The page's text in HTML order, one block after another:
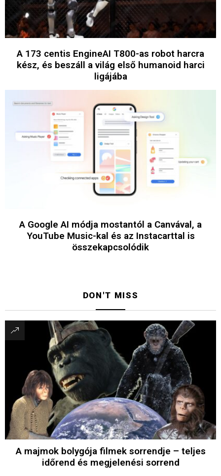
A 173 centis EngineAI T800-as robot harcra
kész, és beszáll a világ első humanoid harci
ligájába
A Google AI módja mostantól a Canvával, a
YouTube Music-kal és az Instacarttal is
összekapcsolódik
DON'T MISS
A majmok bolygója filmek sorrendje – teljes
időrend és megjelenési sorrend